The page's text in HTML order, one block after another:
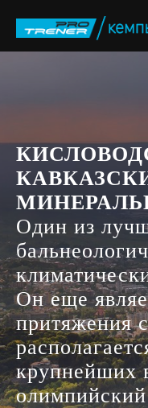
Один из
Он еще
притяжения
крупнейших